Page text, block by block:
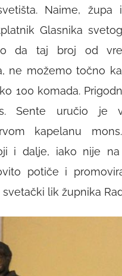
Naime, župa
Glasnika
da taj broj od
ne možemo točno
100 komada.
Sente uručio je
kapelanu
i dalje, iako nije
potiče i
lik župnika